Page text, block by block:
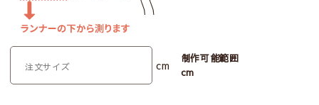
cm
制作可能範囲
cm